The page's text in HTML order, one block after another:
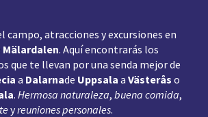
campo, atracciones y excursiones en
Mälardalen. Aquí encontrarás los
que te llevan por una senda mejor de
a Dalarnade Uppsala a Västerås o
. Hermosa naturaleza, buena comida,
yreuniones personales.